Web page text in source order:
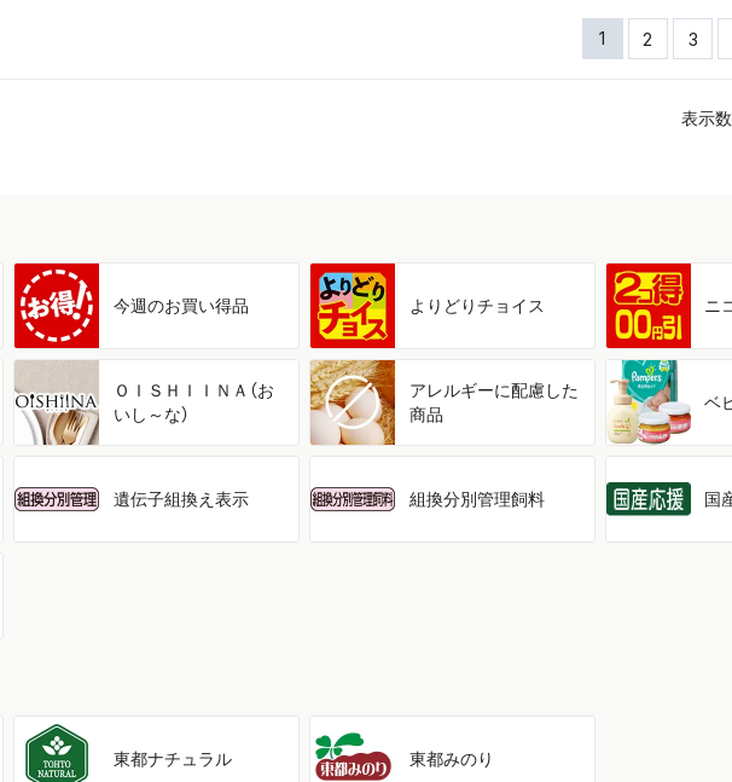
1 2 3
表示数
今週のお買い得品 よりどりチョイス ニ
ＯＩＳＨＩＩＮＡ（お
いし～な）
アレルギーに配慮した
商品
ベ
遺伝子組換え表示 組換分別管理飼料 国
東都ナチュラル 東都みのり